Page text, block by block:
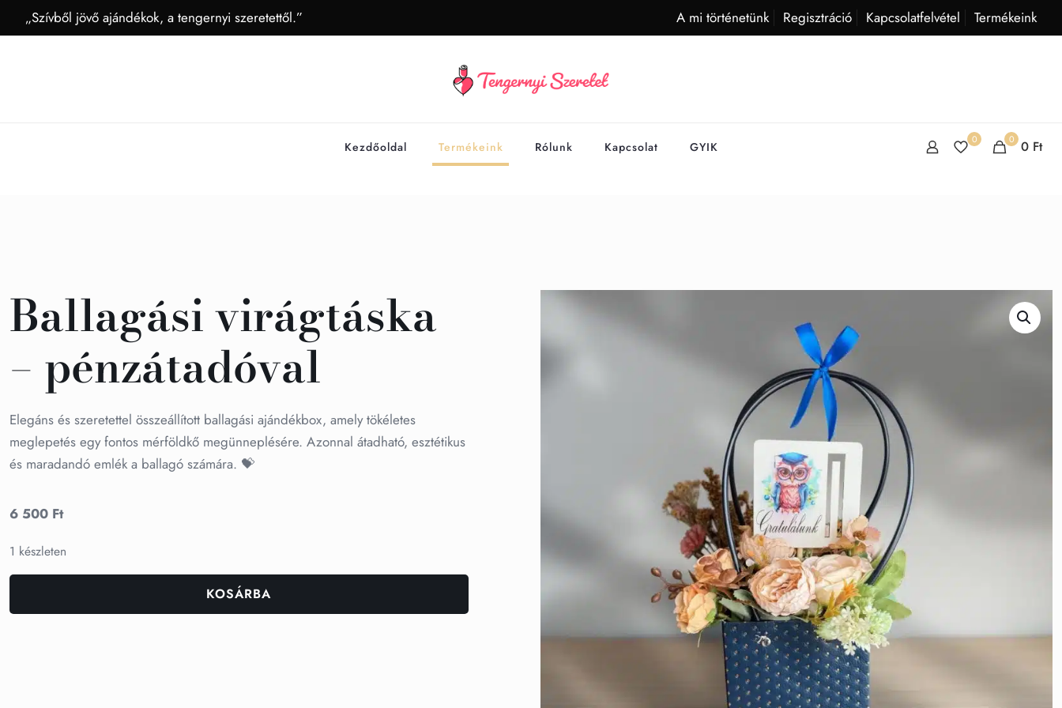
„Szívből jövő ajándékok, a tengernyi szeretettől.” A mi történetünk Regisztráció Kapcsolatfelvétel Termékeink
Kezdőoldal Termékeink Rólunk Kapcsolat GYIK 0 0 0 Ft
Ballagási virágtáska
– pénzátadóval
Elegáns és szeretettel összeállított ballagási ajándékbox, amely tökéletes
meglepetés egy fontos mérföldkő megünneplésére. Azonnal átadható, esztétikus
és maradandó emlék a ballagó számára. 💝
6 500 Ft
1 készleten
KOSÁRBA